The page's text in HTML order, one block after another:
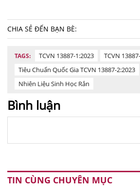
CHIA SẺ ĐẾN BẠN BÈ:
TAGS: TCVN 13887-1:2023
TCVN
Tiêu Chuẩn Quốc Gia TCVN 13887-2:2023
Nhiên Liệu Sinh Học Rắn
Bình luận
TIN CÙNG CHUYÊN MỤC